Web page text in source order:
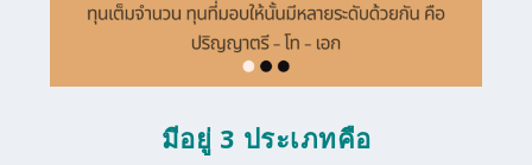
มีอยู่ 3 ประเภทคือ